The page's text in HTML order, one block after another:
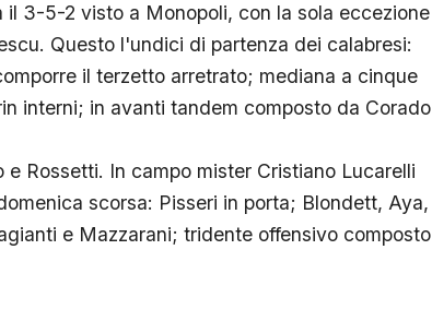
il 3-5-2 visto a Monopoli, con la sola eccezione
Questo l'undici di partenza dei calabresi:
il terzetto arretrato; mediana a cinque
interni; in avanti tandem composto da Corado
Rossetti. In campo mister Cristiano Lucarelli
scorsa: Pisseri in porta; Blondett, Aya,
e Mazzarani; tridente offensivo composto